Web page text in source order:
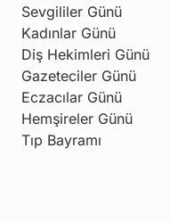
Sevgililer Günü
Kadınlar Günü
Diş Hekimleri Günü
Gazeteciler Günü
Eczacılar Günü
Hemşireler Günü
Tıp Bayramı